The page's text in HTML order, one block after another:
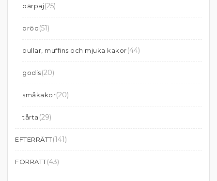
bärpaj(25)
bröd(51)
bullar, muffins och mjuka kakor(44)
godis(20)
småkakor(20)
tårta (29)
EFTERRÄTT(141)
FÖRRÄTT(43)